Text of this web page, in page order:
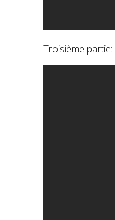
Troisième partie: